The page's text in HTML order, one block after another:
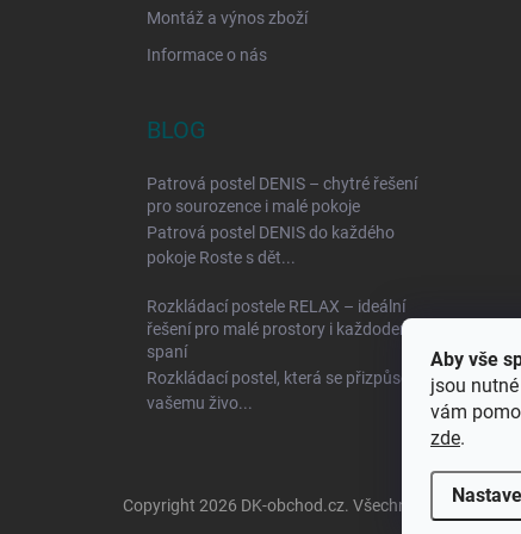
Aby vše
jsou
vám
zde.
Montáž a výnos zboží
Informace o nás
BLOG
Patrová postel DENIS – chytré řešení
pro sourozence i malé pokoje
Patrová postel DENIS do každého
pokoje Roste s dět...
Rozkládací postele RELAX – ideální
řešení pro malé prostory i každodenní
spaní
Rozkládací postel, která se přizpůsobí
vašemu živo...
Copyright 2026 DK-obchod.cz. Všechna práva